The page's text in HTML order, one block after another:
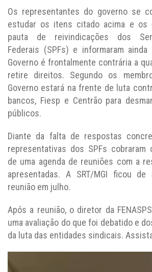
Os representantes do governo se
estudar os itens citado acima e os
pauta de reivindicações dos
Federais (SPFs) e informaram
Governo é frontalmente contrária a
retire direitos. Segundo os
Governo estará na frente de luta
bancos, Fiesp e Centrão para
públicos.
Diante da falta de respostas
representativas dos SPFs cobraram
de uma agenda de reuniões com a
apresentadas. A SRT/MGI ficou de
reunião em julho.
Após a reunião, o diretor da
uma avaliação do que foi debatido e
da luta das entidades sindicais.